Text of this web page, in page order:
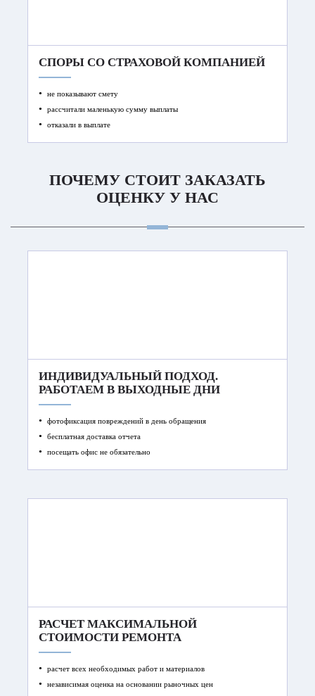
СПОРЫ СО СТРАХОВОЙ КОМПАНИЕЙ
не показывают смету
рассчитали маленькую сумму выплаты
отказали в выплате
ПОЧЕМУ СТОИТ ЗАКАЗАТЬ
ОЦЕНКУ У НАС
ИНДИВИДУАЛЬНЫЙ ПОДХОД.
РАБОТАЕМ В ВЫХОДНЫЕ ДНИ
фотофиксация повреждений в день обращения
бесплатная доставка отчета
посещать офис не обязательно
РАСЧЕТ МАКСИМАЛЬНОЙ
СТОИМОСТИ РЕМОНТА
расчет всех необходимых работ и материалов
независимая оценка на основании рыночных цен